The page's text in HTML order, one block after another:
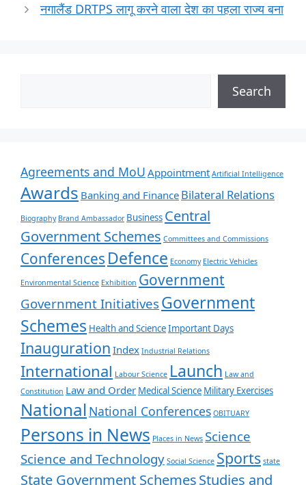
नगालैंड DRTPS लागू करने वाला देश का पहला राज्य बना
Search
Agreements and MoU Appointment Artificial Intelligence
Awards Banking and Finance Bilateral Relations
Biography Brand Ambassador Business Central
Government Schemes Committees and Commissions
Conferences Defence Economy Electric Vehicles
Environmental Science Exhibition Government
Government Initiatives Government
Schemes Health and ScienceImportant Days
Inauguration Index Industrial Relations
International Labour Science Launch Law and
Constitution Law and Order Medical Science Military Exercises
National National Conferences OBITUARY
Persons in News Places in News Science
Science and Technology Social Science Sports state
State Government SchemesStudies and